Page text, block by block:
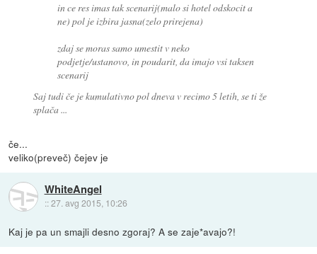
in ce res imas tak scenarij(malo si hotel odskocit a
ne) pol je izbira jasna(zelo prirejena)
zdaj se moras samo umestit v neko
podjetje/ustanovo, in poudarit, da imajo vsi taksen
scenarij
Saj tudi če je kumulativno pol dneva v recimo 5 letih, se ti že
splača ...
če...
veliko(preveč) čejev je
WhiteAngel
::27. avg 2015, 10:26
Kaj je pa un smajli desno zgoraj? A se zaje*avajo?!